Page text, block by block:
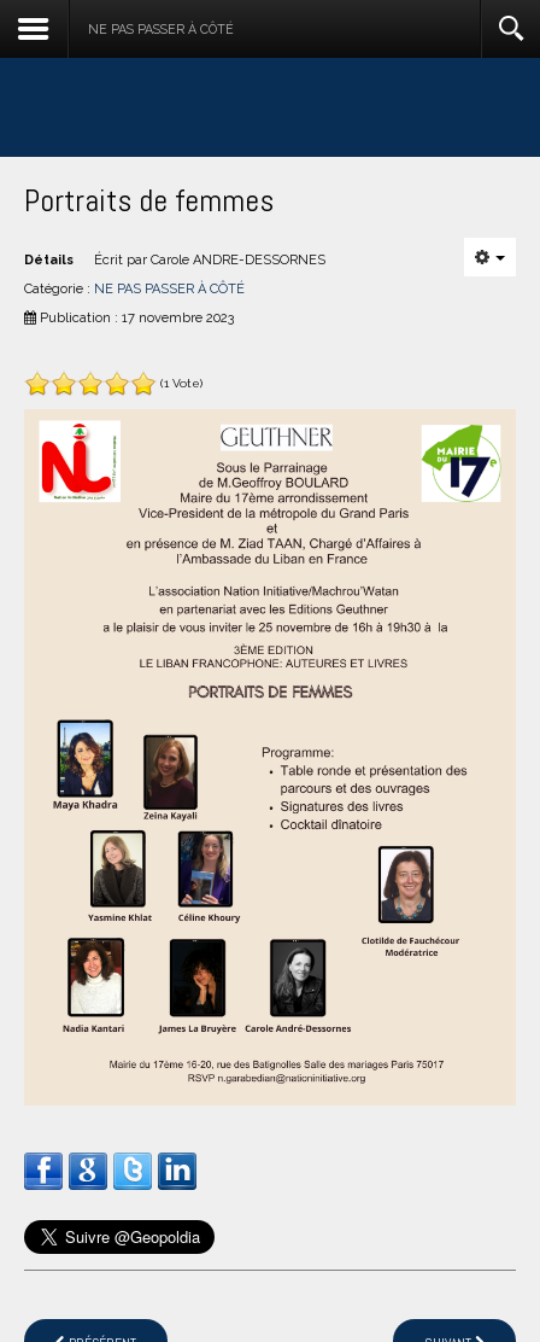
NE PAS PASSER À CÔTÉ
Portraits de femmes
Détails Écrit par Carole ANDRE-DESSORNES
Catégorie : NE PAS PASSER À CÔTÉ
Publication : 17 novembre 2023
(1 Vote)